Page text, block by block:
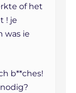
of het
! je
was ie
b**ches!